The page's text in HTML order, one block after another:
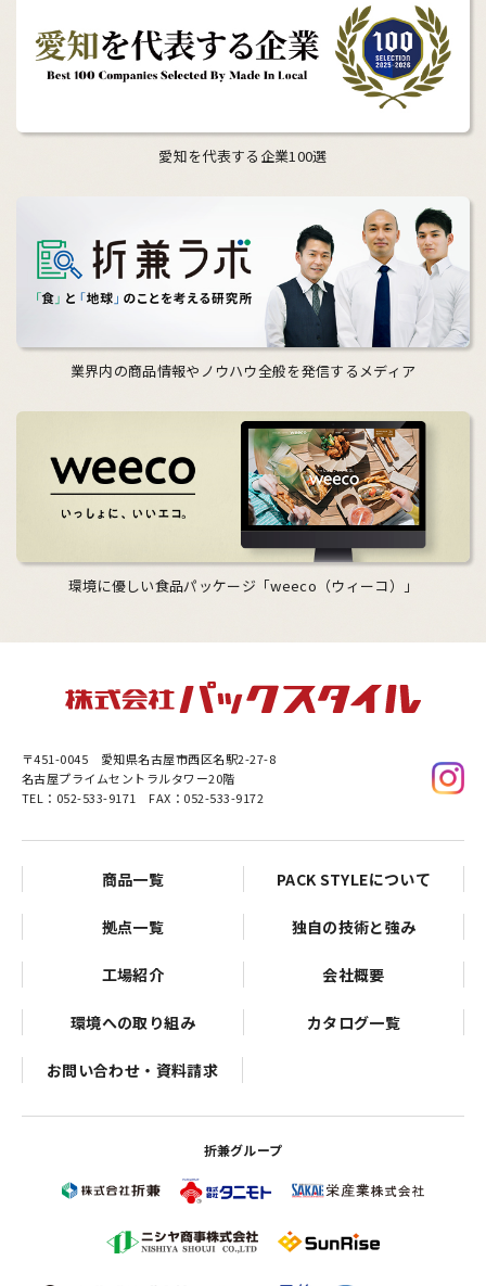
愛知を代表する企業100選
業界内の商品情報やノウハウ全般を発信するメディア
環境に優しい食品パッケージ「weeco（ウィーコ）」
〒451-0045 愛知県名古屋市西区名駅2-27-8
名古屋プライムセントラルタワー20階
TEL：052-533-9171 FAX：052-533-9172
商品一覧 PACK STYLEについて
拠点一覧 独自の技術と強み
工場紹介 会社概要
環境への取り組み カタログ一覧
お問い合わせ・資料請求
折兼グループ